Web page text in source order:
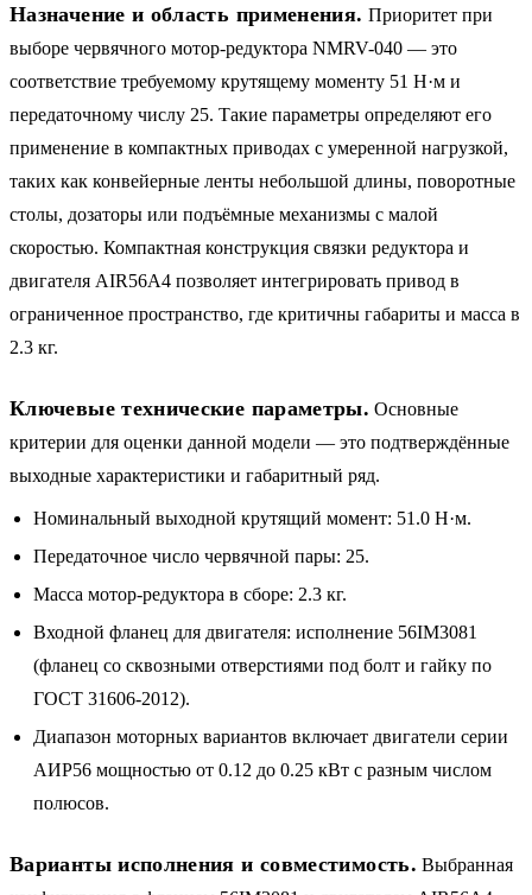
Назначение и область применения. Приоритет при
выборе червячного мотор-редуктора NMRV-040 — это
соответствие требуемому крутящему моменту 51 Н·м и
передаточному числу 25. Такие параметры определяют его
применение в компактных приводах с умеренной нагрузкой,
таких как конвейерные ленты небольшой длины, поворотные
столы, дозаторы или подъёмные механизмы с малой
скоростью. Компактная конструкция связки редуктора и
двигателя AIR56A4 позволяет интегрировать привод в
ограниченное пространство, где критичны габариты и масса в
2.3 кг.
Ключевые технические параметры. Основные
критерии для оценки данной модели — это подтверждённые
выходные характеристики и габаритный ряд.
Номинальный выходной крутящий момент: 51.0 Н·м.
Передаточное число червячной пары: 25.
Масса мотор-редуктора в сборе: 2.3 кг.
Входной фланец для двигателя: исполнение 56IM3081
(фланец со сквозными отверстиями под болт и гайку по
ГОСТ 31606-2012).
Диапазон моторных вариантов включает двигатели серии
АИР56 мощностью от 0.12 до 0.25 кВт с разным числом
полюсов.
Варианты исполнения и совместимость. Выбранная